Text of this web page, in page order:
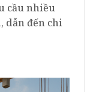
cầu nhiều
dẫn đến chi